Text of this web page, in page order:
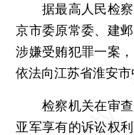
据最高人民检察
京市委原常委、建
涉嫌受贿犯罪一案
依法向江苏省淮安市
检察机关在审查
亚军享有的诉讼权